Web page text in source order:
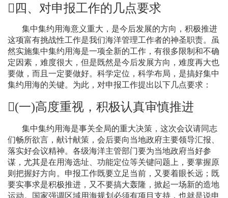
 四、对申报工作的几点要求
集中集约用海意义重大，是今后发展的方向，积极推进
这项富有挑战性工作是我们海洋管理工作者的神圣职责。虽
然实施集中集约用海是一项全新的工作，有很多限制和不确
定因素，难度很大，但是既然是今后发展方向，难度再大也
要做，而且一定要做好。科学定位，科学布局，是搞好集中
集约用海的关键。为此，对申报工作提出以下几点要求：
(一)高度重视，积极认真审慎推进
集中集约用海是事关全局的重大决策，这次会议请同志
们畅所欲言，献计献策，会后要向当地政府主要领导汇报、
落实好会议精神。各级海洋主管部门要为当地政府当好参
谋，尤其是在用海选址、功能定位等关键问题上，要掌握原
则把握好方向。申报工作既要立足当前，又要着眼长远；既
要实事求是积极推进，又不要搞大轰隆，掀起一场新的造地
运动。国家强调区域用海规划必须有项目支持，也就是说申